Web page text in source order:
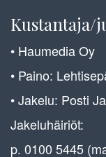
Kustantaja/
• Haumedia Oy
• Paino:
• Jakelu: Posti
Jakeluhäiriöt:
p. 0100 5445